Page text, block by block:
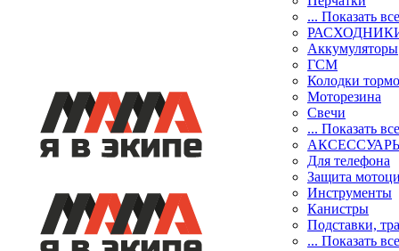
... Показать все
Аккумуляторы
ГСМ
Колодки
Моторезина
Свечи
... Показать все
Для телефона
Защита
Инструменты
Канистры
Подставки,
... Показать все